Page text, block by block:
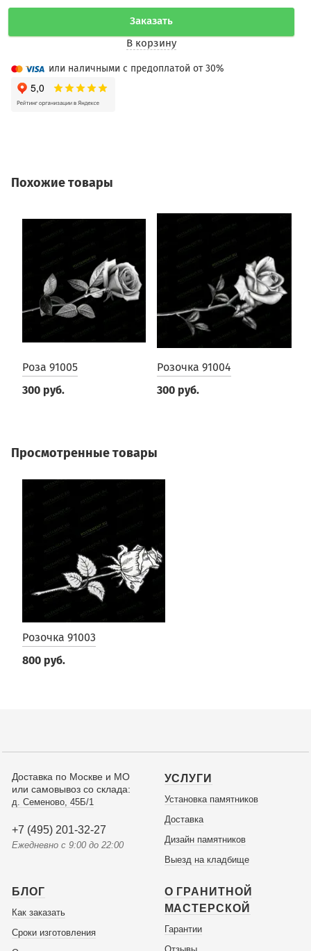
Заказать
В корзину
или наличными с предоплатой от 30%
Похожие товары
Роза 91005
300 руб.
Розочка 91004
300 руб.
Просмотренные товары
Розочка 91003
800 руб.
Доставка по Москве и МО
или самовывоз со склада:
д. Семеново, 45Б/1
+7 (495) 201-32-27
Ежедневно с 9:00 до 22:00
УСЛУГИ
Установка памятников
Доставка
Дизайн памятников
Выезд на кладбище
БЛОГ
Как заказать
Сроки изготовления
О ГРАНИТНОЙ
МАСТЕРСКОЙ
Гарантии